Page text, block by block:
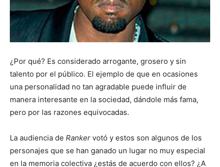
¿Por qué? Es considerado arrogante, grosero y sin
talento por el público. El ejemplo de que en ocasiones
una personalidad no tan agradable puede influir de
manera interesante en la sociedad, dándole más fama,
pero por las razones equivocadas.
La audiencia de Ranker votó y estos son algunos de los
personajes que se han ganado un lugar no muy especial
en la memoria colectiva ¿estás de acuerdo con ellos? ¿A